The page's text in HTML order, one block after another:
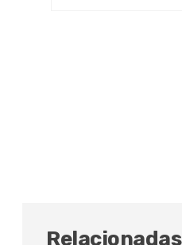
Relacionadas